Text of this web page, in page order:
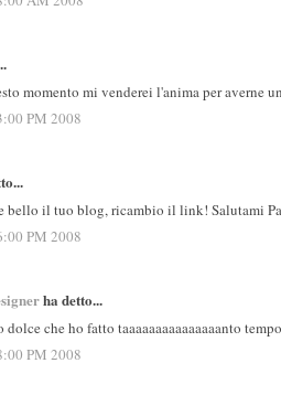
momento mi venderei l'anima per averne
PM 2008
bello il tuo blog, ricambio il link! Salutami
PM 2008
ha detto...
che ho fatto taaaaaaaaaaaaaaanto
PM 2008